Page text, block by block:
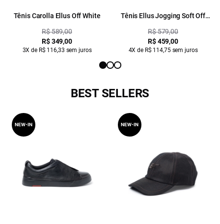
Tênis Carolla Ellus Off White
R$ 589,00
R$ 349,00
3X de R$ 116,33 sem juros
Tênis Ellus Jogging Soft Off
R$ 579,00
R$ 459,00
4X de R$ 114,75 sem juros
BEST SELLERS
NEW-IN NEW-IN